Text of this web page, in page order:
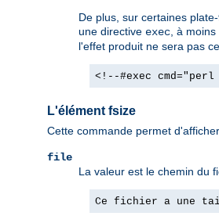
De plus, sur certaines
une directive exec, à
l'effet produit ne sera pas
<!--#exec
L'élément fsize
Cette commande permet
file
La valeur est le chemin du
Ce fichier a une